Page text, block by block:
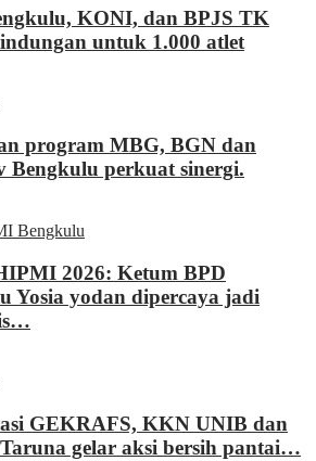
KONI, dan BPJS TK
untuk 1.000 atlet
program MBG, BGN dan
Bengkulu perkuat sinergi.
Bengkulu
2026: Ketum BPD
Yosia yodan dipercaya jadi
GEKRAFS, KKN UNIB dan
gelar aksi bersih pantai…